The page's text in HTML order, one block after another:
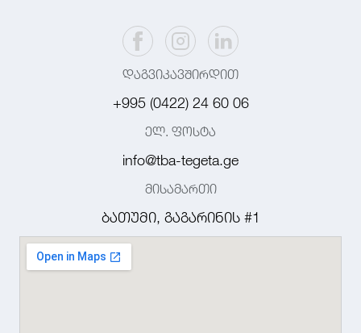
დაგვიკავშირდით
+995 (0422) 24 60 06
ელ. ფოსტა
info@tba-tegeta.ge
მისამართი
ბათუმი, გაგარინის #1